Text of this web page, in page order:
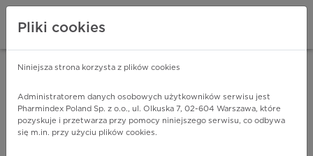
Pharmindex - lider
ZALOGUJ SIĘ
Pliki cookies
Niniejsza strona korzysta z plików cookies
Administratorem danych osobowych użytkowników serwisu jest
Pharmindex Poland Sp. z o.o., ul. Olkuska 7, 02-604 Warszawa, które
pozyskuje i przetwarza przy pomocy niniejszego serwisu, co odbywa
się m.in. przy użyciu plików cookies.
ZA DARMO - w Google Play INSTALUJ